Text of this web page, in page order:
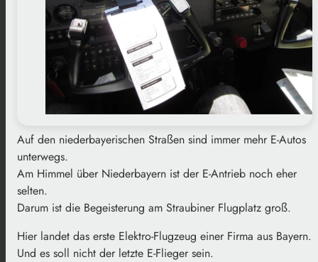
Auf den niederbayerischen Straßen sind immer mehr E-Autos
unterwegs.
Am Himmel über Niederbayern ist der E-Antrieb noch eher
selten.
Darum ist die Begeisterung am Straubiner Flugplatz groß.
Hier landet das erste Elektro-Flugzeug einer Firma aus Bayern.
Und es soll nicht der letzte E-Flieger sein.